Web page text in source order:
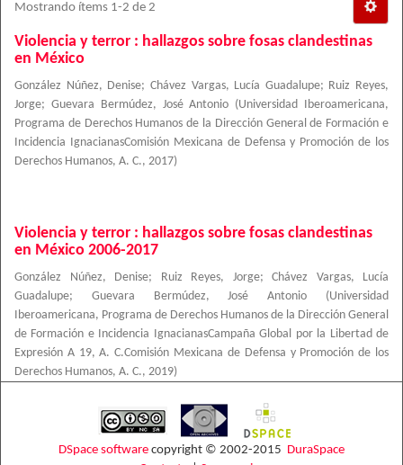
Mostrando ítems 1-2 de 2
Violencia y terror : hallazgos sobre fosas clandestinas
en México
González Núñez, Denise; Chávez Vargas, Lucía Guadalupe;
Ruiz Reyes,
Jorge; Guevara Bermúdez, José Antonio (Universidad Iberoamericana,
Programa de Derechos Humanos de la Dirección General de Formación e
Incidencia IgnacianasComisión Mexicana de Defensa y Promoción de los
Derechos Humanos, A. C., 2017)
Violencia y terror : hallazgos sobre fosas clandestinas
en México 2006-2017
González Núñez, Denise; Ruiz Reyes, Jorge; Chávez Vargas, Lucía
Guadalupe; Guevara Bermúdez, José Antonio (Universidad
Iberoamericana, Programa de Derechos Humanos de la Dirección General
de Formación e Incidencia IgnacianasCampaña Global por la Libertad de
Expresión A 19, A. C.Comisión Mexicana de Defensa y Promoción de los
Derechos Humanos, A. C., 2019)
DSpace software copyright © 2002-2015 DuraSpace